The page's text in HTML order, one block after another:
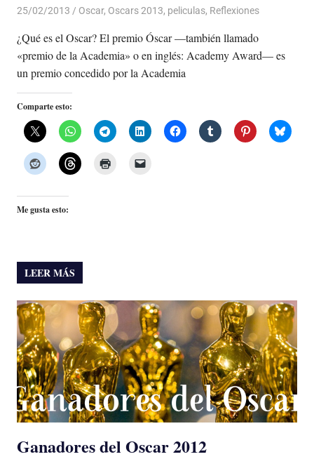
25/02/2013 Luis Castellanos
Oscar, Oscars 2013, peliculas, Reflexiones
¿Qué es el Oscar? El premio Óscar —también llamado
«premio de la Academia» o en inglés: Academy Award— es
un premio concedido por la Academia
Comparte esto:
Me gusta esto:
LEER MÁS
Ganadores del Oscar 2012